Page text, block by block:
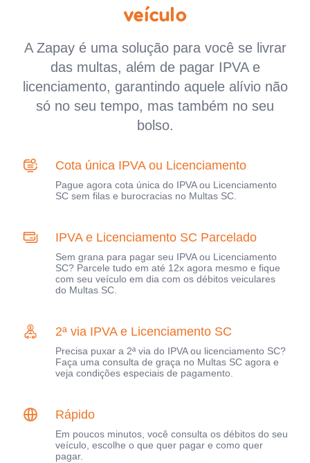
veículo
A Zapay é uma solução para você se livrar
das multas, além de pagar IPVA e
licenciamento, garantindo aquele alívio não
só no seu tempo, mas também no seu
bolso.
Cota única IPVA ou Licenciamento
Pague agora cota única do IPVA ou Licenciamento
SC sem filas e burocracias no Multas SC.
IPVA e Licenciamento SC Parcelado
Sem grana para pagar seu IPVA ou Licenciamento
SC? Parcele tudo em até 12x agora mesmo e fique
com seu veículo em dia com os débitos veiculares
do Multas SC.
2ª via IPVA e Licenciamento SC
Precisa puxar a 2ª via do IPVA ou licenciamento SC?
Faça uma consulta de graça no Multas SC agora e
veja condições especiais de pagamento.
Rápido
Em poucos minutos, você consulta os débitos do seu
veículo, escolhe o que quer pagar e como quer
pagar.